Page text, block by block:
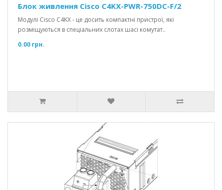
Блок живлення Cisco C4KX-PWR-750DC-F/2
Модулі Cisco C4KX - це досить компактні пристрої, які
розміщуються в спеціальних слотах шасі комутат..
0.00 грн.